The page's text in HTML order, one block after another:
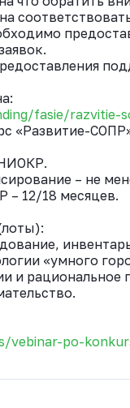
fasie/razvitie-
«Развитие-
– не
– 12/18 месяцев.
«умного
и
po-